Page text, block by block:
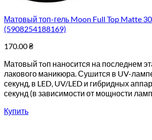
Матовый топ-гель Moon Full Top Matte
(5908254188169)
170.00₴
Матовый тoп наносится на последнем
лакового маникюра. Сушится в UV-
секунд, в LED, UV/LED и гибридных
секунд (в зависимости от мощности
Купить